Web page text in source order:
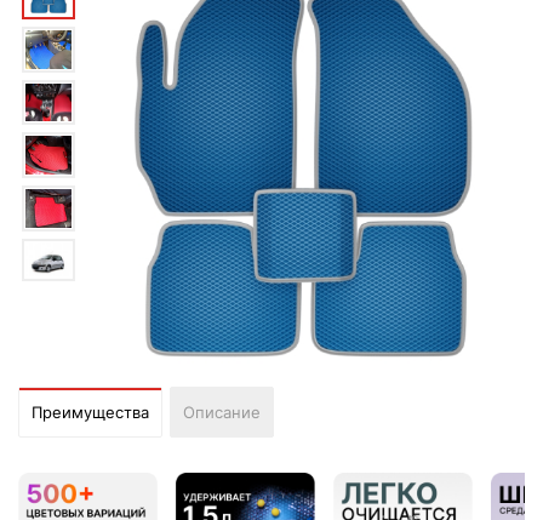
Преимущества Описание